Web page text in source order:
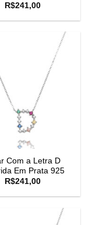
R$241,00
Com a Letra D
Em Prata 925
R$241,00